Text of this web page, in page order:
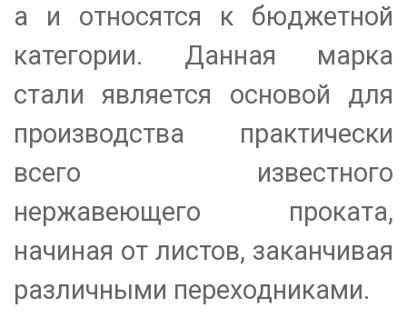
а и относятся к бюджетной
категории. Данная марка
стали является основой для
производства практически
всего известного
нержавеющего проката,
начиная от листов, заканчивая
различными переходниками.